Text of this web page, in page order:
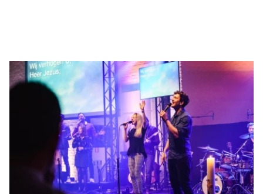
Podcasts
Steun